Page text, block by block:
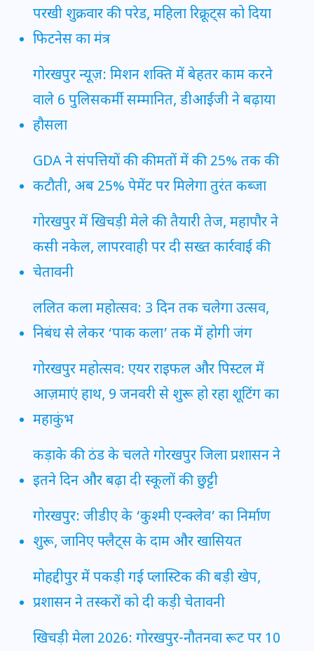
परखी शुक्रवार की परेड, महिला रिक्रूट्स को दिया
फिटनेस का मंत्र
गोरखपुर न्यूज़: मिशन शक्ति में बेहतर काम करने
वाले 6 पुलिसकर्मी सम्मानित, डीआईजी ने बढ़ाया
हौसला
GDA ने संपत्तियों की कीमतों में की 25% तक की
कटौती, अब 25% पेमेंट पर मिलेगा तुरंत कब्जा
गोरखपुर में खिचड़ी मेले की तैयारी तेज, महापौर ने
कसी नकेल, लापरवाही पर दी सख्त कार्रवाई की
चेतावनी
ललित कला महोत्सव: 3 दिन तक चलेगा उत्सव,
निबंध से लेकर ‘पाक कला’ तक में होगी जंग
गोरखपुर महोत्सव: एयर राइफल और पिस्टल में
आज़माएं हाथ, 9 जनवरी से शुरू हो रहा शूटिंग का
महाकुंभ
कड़ाके की ठंड के चलते गोरखपुर जिला प्रशासन ने
इतने दिन और बढ़ा दी स्कूलों की छुट्टी
गोरखपुर: जीडीए के ‘कुश्मी एन्क्लेव’ का निर्माण
शुरू, जानिए फ्लैट्स के दाम और खासियत
मोहद्दीपुर में पकड़ी गई प्लास्टिक की बड़ी खेप,
प्रशासन ने तस्करों को दी कड़ी चेतावनी
खिचड़ी मेला 2026: गोरखपुर-नौतनवा रूट पर 10